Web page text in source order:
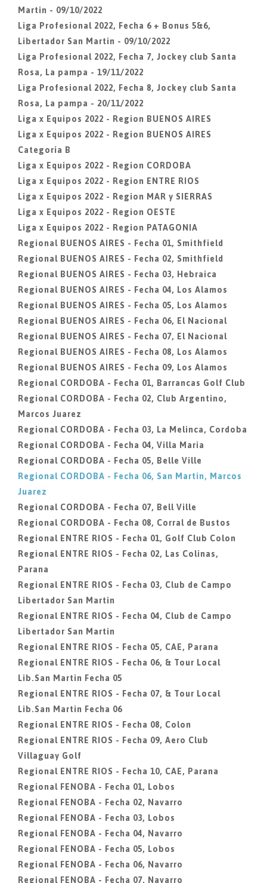
Martin - 09/10/2022
Liga Profesional 2022, Fecha 6 + Bonus 5&6,
Libertador San Martin - 09/10/2022
Liga Profesional 2022, Fecha 7, Jockey club Santa
Rosa, La pampa - 19/11/2022
Liga Profesional 2022, Fecha 8, Jockey club Santa
Rosa, La pampa - 20/11/2022
Liga x Equipos 2022 - Region BUENOS AIRES
Liga x Equipos 2022 - Region BUENOS AIRES
Categoria B
Liga x Equipos 2022 - Region CORDOBA
Liga x Equipos 2022 - Region ENTRE RIOS
Liga x Equipos 2022 - Region MAR y SIERRAS
Liga x Equipos 2022 - Region OESTE
Liga x Equipos 2022 - Region PATAGONIA
Regional BUENOS AIRES - Fecha 01, Smithfield
Regional BUENOS AIRES - Fecha 02, Smithfield
Regional BUENOS AIRES - Fecha 03, Hebraica
Regional BUENOS AIRES - Fecha 04, Los Alamos
Regional BUENOS AIRES - Fecha 05, Los Alamos
Regional BUENOS AIRES - Fecha 06, El Nacional
Regional BUENOS AIRES - Fecha 07, El Nacional
Regional BUENOS AIRES - Fecha 08, Los Alamos
Regional BUENOS AIRES - Fecha 09, Los Alamos
Regional CORDOBA - Fecha 01, Barrancas Golf Club
Regional CORDOBA - Fecha 02, Club Argentino,
Marcos Juarez
Regional CORDOBA - Fecha 03, La Melinca, Cordoba
Regional CORDOBA - Fecha 04, Villa Maria
Regional CORDOBA - Fecha 05, Belle Ville
Regional CORDOBA - Fecha 06, San Martin, Marcos
Juarez
Regional CORDOBA - Fecha 07, Bell Ville
Regional CORDOBA - Fecha 08, Corral de Bustos
Regional ENTRE RIOS - Fecha 01, Golf Club Colon
Regional ENTRE RIOS - Fecha 02, Las Colinas,
Parana
Regional ENTRE RIOS - Fecha 03, Club de Campo
Libertador San Martin
Regional ENTRE RIOS - Fecha 04, Club de Campo
Libertador San Martin
Regional ENTRE RIOS - Fecha 05, CAE, Parana
Regional ENTRE RIOS - Fecha 06, & Tour Local
Lib.San Martin Fecha 05
Regional ENTRE RIOS - Fecha 07, & Tour Local
Lib.San Martin Fecha 06
Regional ENTRE RIOS - Fecha 08, Colon
Regional ENTRE RIOS - Fecha 09, Aero Club
Villaguay Golf
Regional ENTRE RIOS - Fecha 10, CAE, Parana
Regional FENOBA - Fecha 01, Lobos
Regional FENOBA - Fecha 02, Navarro
Regional FENOBA - Fecha 03, Lobos
Regional FENOBA - Fecha 04, Navarro
Regional FENOBA - Fecha 05, Lobos
Regional FENOBA - Fecha 06, Navarro
Regional FENOBA - Fecha 07, Navarro